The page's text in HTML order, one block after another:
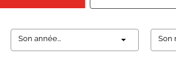
Son année... Son